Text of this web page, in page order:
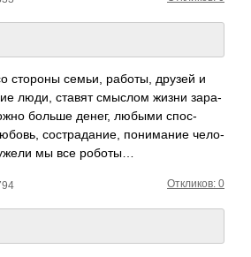
стороны семьи, работы, друзей и
люди, ставят смыслом жизни зара­
больше денег, любыми спос­
сост­рада­ние, пони­мание чело­
мы все роботы…
Откликов: 0